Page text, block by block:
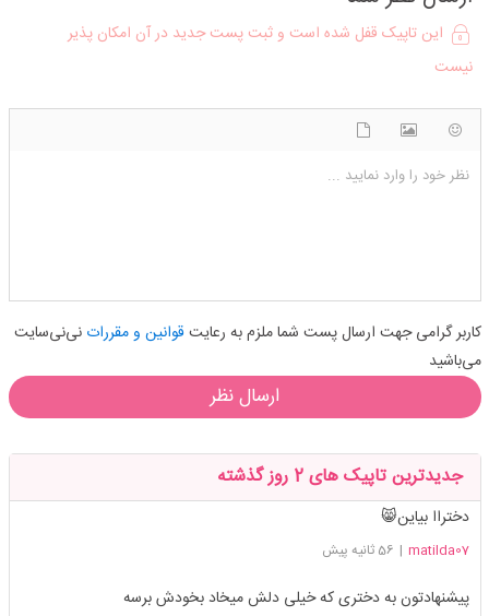
این تاپیک قفل شده است و ثبت پست جدید در آن امکان پذیر
نیست
نظر خود را وارد نمایید ...
کاربر گرامی جهت ارسال پست شما ملزم به رعایت قوانین و مقرراتنی‌نی‌سایت
می‌باشید
ارسال نظر
جدیدترین تاپیک های 2 روز گذشته
دختراا بیاین😸
matilda07
| 56 ثانیه پیش
پیشنهادتون به دختری که خیلی دلش میخاد بخودش برسه